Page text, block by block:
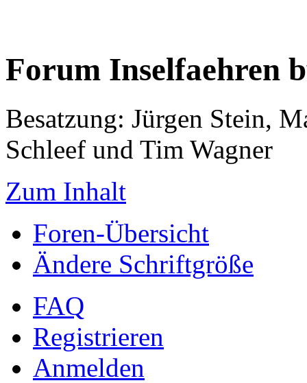
Forum Inselfaehren
Besatzung: Jürgen Stein,
Schleef und Tim Wagner
Zum Inhalt
Foren-Übersicht
Ändere Schriftgröße
FAQ
Registrieren
Anmelden